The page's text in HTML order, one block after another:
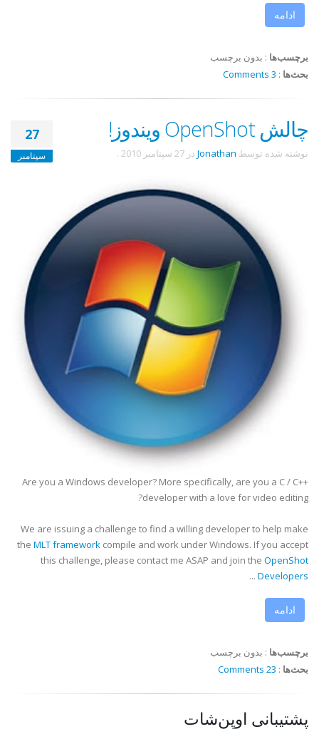
ادامه
برچسب‌ها : بدون برچسب
بحث‌ها :
3 Comments
27
سپتامبر
چالش OpenShot ویندوز!
نوشته شده توسط Jonathan در 27 سپتامبر 2010 .
Are you a Windows developer? More specifically, are you a C / C++
developer with a love for video editing?
We are issuing a challenge to find a willing developer to help make
the MLT framework compile and work under Windows. If you accept
this challenge, please contact me ASAP and join the OpenShot
Developers
...
ادامه
برچسب‌ها : بدون برچسب
بحث‌ها :
23 Comments
پشتیبانی اوپن‌شات